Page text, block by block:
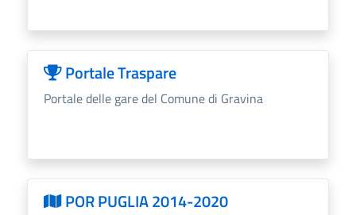
Portale Traspare
Portale delle gare del Comune di Gravina
POR PUGLIA 2014-2020